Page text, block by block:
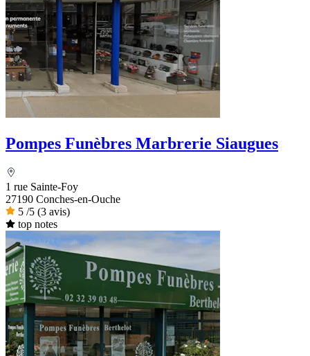
Pompes Funèbres Marbrerie Siaugues
1 rue Sainte-Foy
27190 Conches-en-Ouche
5 /5 (3 avis)
top notes